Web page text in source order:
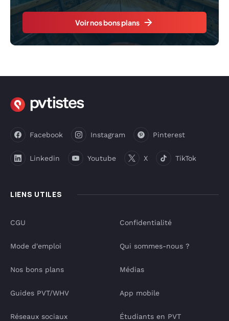
Voir nos bons plans
LIENS UTILES
Facebook Instagram Pinterest
Linkedin Youtube X TikTok
CGU
Mode d'emploi
Nos bons plans
Guides PVT/WHV
Réseaux sociaux
Confidentialité
Qui sommes-nous ?
Médias
App mobile
Étudiants en PVT